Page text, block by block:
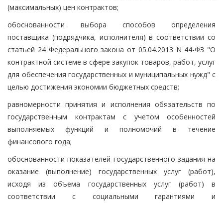
(максимальных) цен контрактов;
обоснованности выбора способов определения
поставщика (подрядчика, исполнителя) в соответствии со
статьей 24 Федерального закона от 05.04.2013 N 44-ФЗ "О
контрактной системе в сфере закупок товаров, работ, услуг
для обеспечения государственных и муниципальных нужд" с
целью достижения экономии бюджетных средств;
равномерности принятия и исполнения обязательств по
государственным контрактам с учетом особенностей
выполняемых функций и полномочий в течение
финансового года;
обоснованности показателей государственного задания на
оказание (выполнение) государственных услуг (работ),
исходя из объема государственных услуг (работ) в
соответствии с социальными гарантиями и